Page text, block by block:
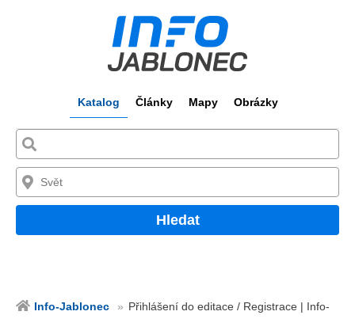
Katalog Články Mapy Obrázky
Hledat
Info-Jablonec
Přihlášení do editace / Registrace | Info-